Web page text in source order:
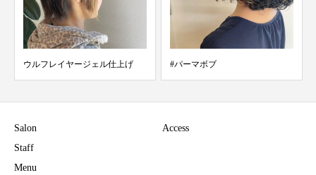
ウルフレイヤージェル仕上げ #パーマボブ
Salon
Staff
Menu
Access